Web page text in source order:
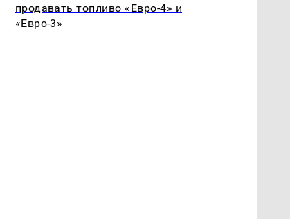
продавать топливо «Евро-4» и
«Евро-3»